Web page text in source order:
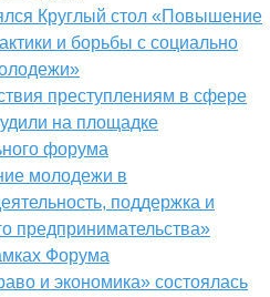
Круглый стол «Повышение
и борьбы с социально
преступлениям в сфере
на площадке
форума
молодежи в
поддержка и
предпринимательства»
Форума
и экономика» состоялась